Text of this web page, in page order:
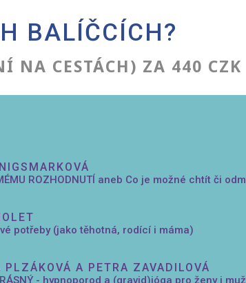
BALÍČCÍCH?
NA CESTÁCH) ZA 440
ROZHODNUTÍ aneb Co je možné chtít či
potřeby (jako těhotná, rodící i máma)
PLZÁKOVÁ A PETRA ZAVADILOVÁ
- hypnoporod a (gravid)jóga pro ženy i